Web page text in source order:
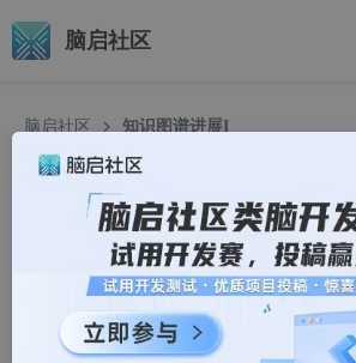
脑启社区
脑启社区 知识图谱进展I
小天才学习机打游戏
1149人浏览 · 2025-02-21 16:57:03
标题：KARMA：利用多智能体LLM实现自